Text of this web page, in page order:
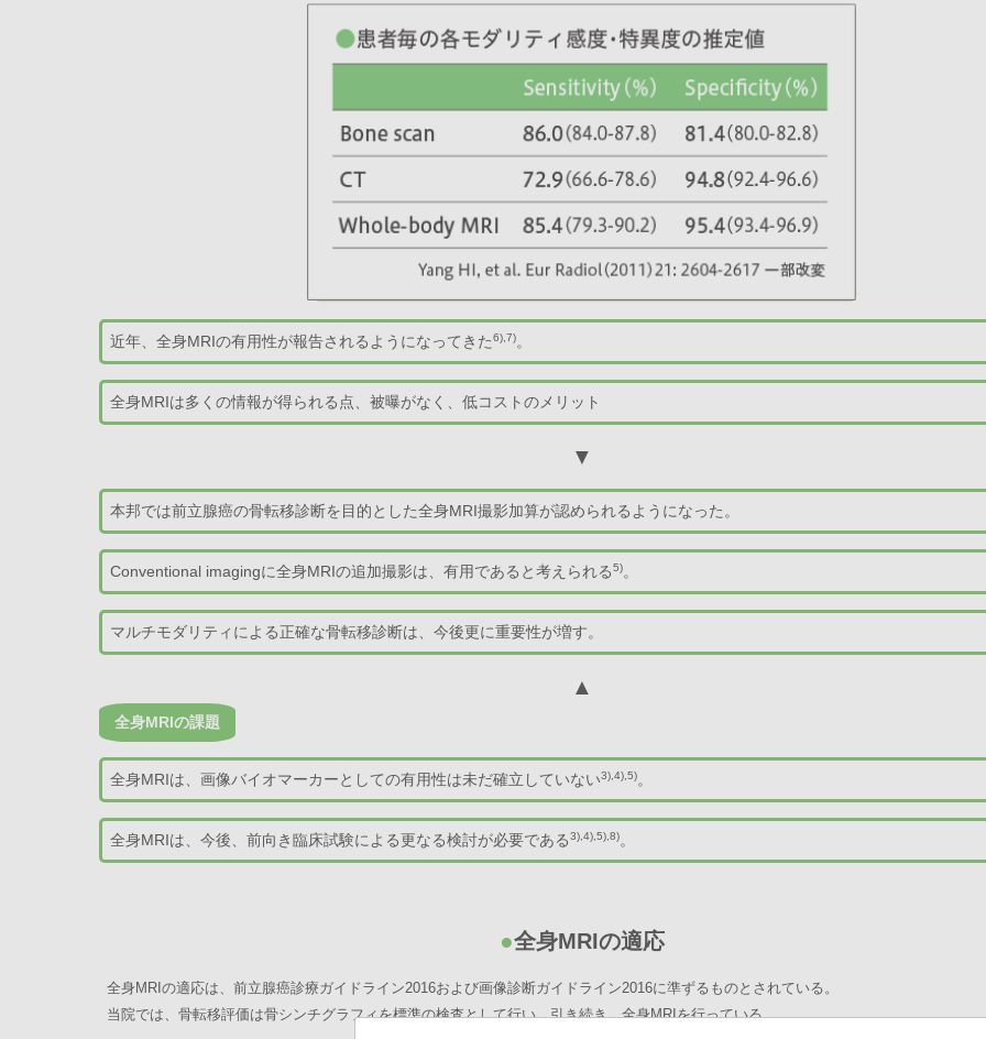
近年、全身MRIの有用性が報告されるようになってきた6),7)。
全身MRIは多くの情報が得られる点、被曝がなく、低コストのメリット
▼
本邦では前立腺癌の骨転移診断を目的とした全身MRI撮影加算が認められるようになった。
Conventional imagingに全身MRIの追加撮影は、有用であると考えられる5)。
マルチモダリティによる正確な骨転移診断は、今後更に重要性が増す。
▲
全身MRIの課題
全身MRIは、画像バイオマーカーとしての有用性は未だ確立していない3),4),5)。
全身MRIは、今後、前向き臨床試験による更なる検討が必要である3),4),5),8)。
●全身MRIの適応
全身MRIの適応は、前立腺癌診療ガイドライン2016および画像診断ガイドライン2016に準ずるものとされている。
当院では、骨転移評価は骨シンチグラフィを標準の検査として行い、引き続き、全身MRIを行っている。